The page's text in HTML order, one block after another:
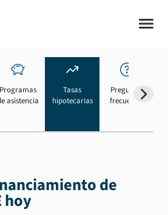
Programas
asistencia
Tasas
hipotecarias
Preguntas
frecuentes
de
hoy